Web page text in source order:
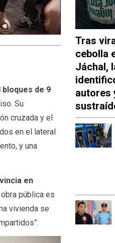
de 9
Su
cruzada y el
en el lateral
y una
en
pública es
vivienda se
Tras
cebolla
Jáchal,
autores